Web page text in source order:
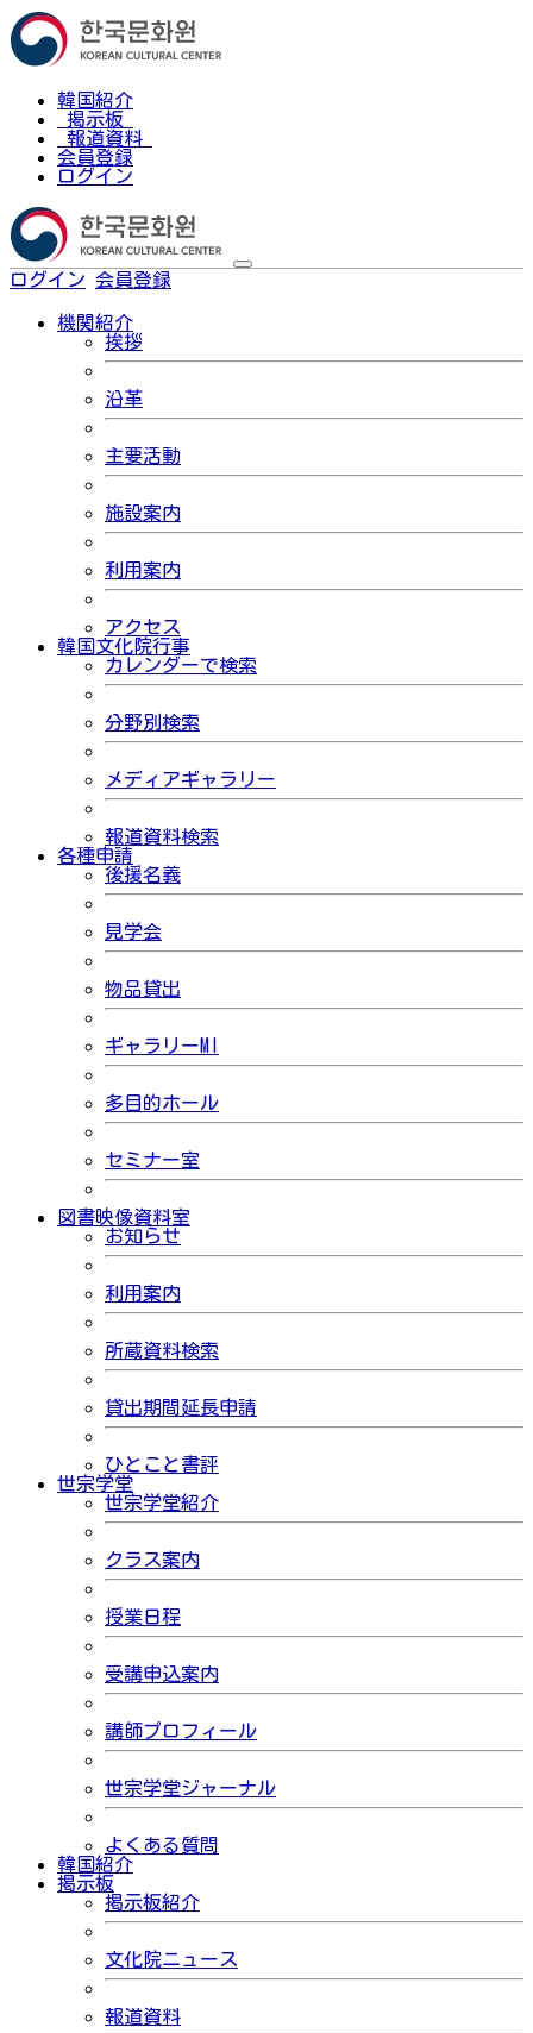
韓国紹介
掲示板
報道資料
会員登録
ログイン
ログイン 会員登録
機関紹介
挨拶
沿革
主要活動
施設案内
利用案内
アクセス
韓国文化院行事
カレンダーで検索
分野別検索
メディアギャラリー
報道資料検索
各種申請
後援名義
見学会
物品貸出
ギャラリーMI
多目的ホール
セミナー室
図書映像資料室
お知らせ
利用案内
所蔵資料検索
貸出期間延長申請
ひとこと書評
世宗学堂
世宗学堂紹介
クラス案内
授業日程
受講申込案内
講師プロフィール
世宗学堂ジャーナル
よくある質問
韓国紹介
掲示板
掲示板紹介
文化院ニュース
報道資料